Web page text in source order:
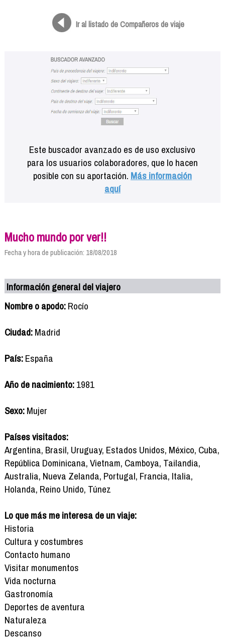
Ir al listado de Compañeros de viaje
Este buscador avanzado es de uso exclusivo
para los usuarios colaboradores, que lo hacen
posible con su aportación. Más información
aquí
Mucho mundo por ver!!
Fecha y hora de publicación: 18/08/2018
Información general del viajero
Nombre o apodo:Rocío
Ciudad:Madrid
País:España
Año de nacimiento:1981
Sexo:Mujer
Países visitados:
Argentina, Brasil, Uruguay, Estados Unidos, México, Cuba,
República Dominicana, Vietnam, Camboya, Tailandia,
Australia, Nueva Zelanda, Portugal, Francia, Italia,
Holanda, Reino Unido, Túnez
Lo que más me interesa de un viaje:
Historia
Cultura y costumbres
Contacto humano
Visitar monumentos
Vida nocturna
Gastronomía
Deportes de aventura
Naturaleza
Descanso